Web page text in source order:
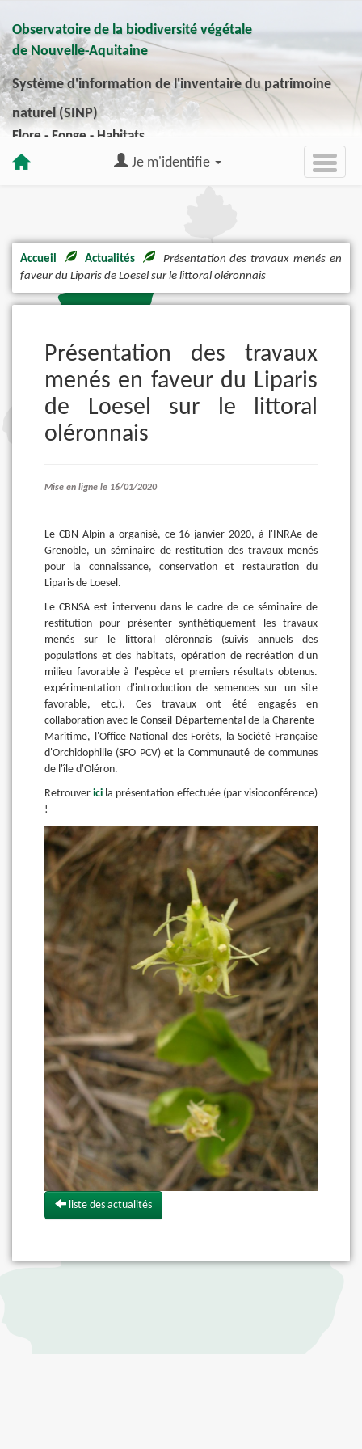
Observatoire de la biodiversité végétale
de Nouvelle-Aquitaine
Système d'information de l'inventaire du patrimoine
naturel (SINP)
Flore - Fonge - Habitats
Je m'identifie
Accueil Actualités
Présentation des travaux menés en
faveur du Liparis de Loesel sur le littoral oléronnais
Présentation des travaux
menés en faveur du Liparis
de Loesel sur le littoral
oléronnais
Mise en ligne le 16/01/2020
Le CBN Alpin a organisé, ce 16 janvier 2020, à l'INRAe de
Grenoble, un séminaire de restitution des travaux menés
pour la connaissance, conservation et restauration du
Liparis de Loesel.
Le CBNSA est intervenu dans le cadre de ce séminaire de
restitution pour présenter synthétiquement les travaux
menés sur le littoral oléronnais (suivis annuels des
populations et des habitats, opération de recréation d'un
milieu favorable à l'espèce et premiers résultats obtenus.
expérimentation d'introduction de semences sur un site
favorable, etc.). Ces travaux ont été engagés en
collaboration avec le Conseil Départemental de la Charente-
Maritime, l'Office National des Forêts, la Société Française
d'Orchidophilie (SFO PCV) et la Communauté de communes
de l'île d'Oléron.
Retrouver ici la présentation effectuée (par visioconférence)
!
liste des actualités